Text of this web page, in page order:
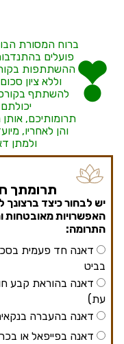
ברוח המסורת
פועלים
ההשתתפות
וללא ציון
להשתתף
תרומותיכם,
והן לאחריו,
ולמתן
תרומתך
יש לבחור כיצד
האפשרויות מאובטחות
התרומה:
דאנה חד פעמית
בביט
דאנה בהוראת קבע
עת)
דאנה בהעברה
דאנה בפייפאל או